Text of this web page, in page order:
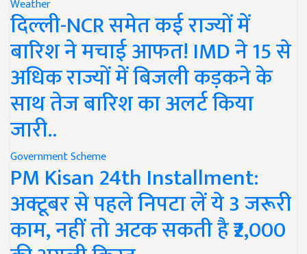
Weather
दिल्ली-NCR समेत कई राज्यों में
बारिश ने मचाई आफत! IMD ने 15 से
अधिक राज्यों में बिजली कड़कने के
साथ तेज बारिश का अलर्ट किया
जारी..
Government Scheme
PM Kisan 24th Installment:
अक्टूबर से पहले निपटा लें ये 3 जरूरी
काम, नहीं तो अटक सकती है ₹2,000